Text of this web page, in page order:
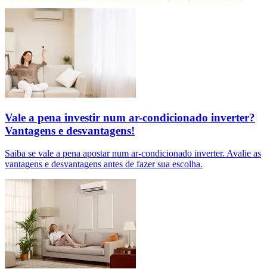
Vale a pena investir num ar-condicionado inverter?
Vantagens e desvantagens!
Saiba se vale a pena apostar num ar-condicionado inverter. Avalie as
vantagens e desvantagens antes de fazer sua escolha.